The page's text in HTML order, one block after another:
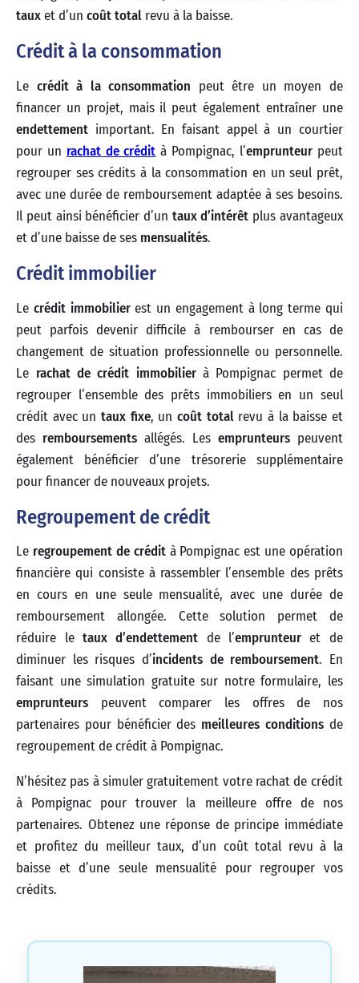
taux et d’uncoût total revu à la baisse.
Crédit à la consommation
Le crédit à la consommation peut être un moyen de
financer un projet, mais il peut également entraîner une
endettement important. En faisant appel à un courtier
pour un rachat de crédit à Pompignac, l’emprunteur peut
regrouper ses crédits à la consommation en un seul prêt,
avec une durée de remboursement adaptée à ses besoins.
Il peut ainsi bénéficier d’un taux d’intérêt plus avantageux
et d’une baisse de ses mensualités.
Crédit immobilier
Le crédit immobilierest un engagement à long terme qui
peut parfois devenir difficile à rembourser en cas de
changement de situation professionnelle ou personnelle.
Le rachat de crédit immobilierà Pompignac permet de
regrouper l’ensemble des prêts immobiliers en un seul
crédit avec untaux fixe, un coût total revu à la baisse et
des remboursements allégés. Les emprunteurspeuvent
également bénéficier d’une trésorerie supplémentaire
pour financer de nouveaux projets.
Regroupement de crédit
Le regroupement de crédità Pompignac est une opération
financière qui consiste à rassembler l’ensemble des prêts
en cours en une seule mensualité, avec une durée de
remboursement allongée. Cette solution permet de
réduire le taux d’endettement de l’emprunteur et de
diminuer les risques d’incidents de remboursement. En
faisant une simulation gratuite sur notre formulaire, les
emprunteurs peuvent comparer les offres de nos
partenaires pour bénéficier des meilleures conditions de
regroupement de crédit à Pompignac.
N’hésitez pas à simuler gratuitement votre rachat de crédit
à Pompignac pour trouver la meilleure offre de nos
partenaires. Obtenez une réponse de principe immédiate
et profitez du meilleur taux, d’un coût total revu à la
baisse et d’une seule mensualité pour regrouper vos
crédits.